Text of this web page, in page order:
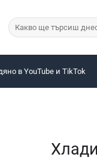
Търсене
за:
в YouTube и TikTok